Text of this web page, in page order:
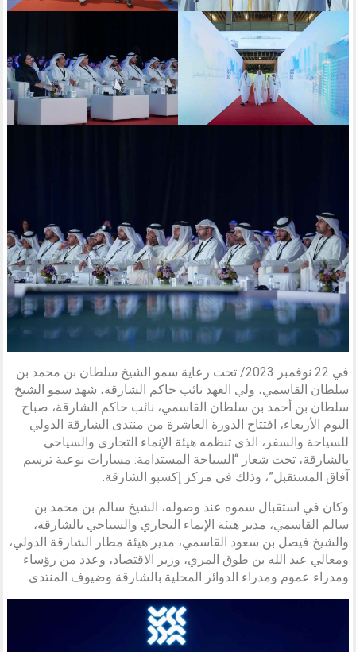
في 22 نوفمبر 2023/ تحت رعاية سمو الشيخ سلطان بن محمد بن
سلطان القاسمي، ولي العهد نائب حاكم الشارقة، شهد سمو الشيخ
سلطان بن أحمد بن سلطان القاسمي، نائب حاكم الشارقة، صباح
اليوم الأربعاء، افتتاح الدورة العاشرة من منتدى الشارقة الدولي
للسياحة والسفر، الذي تنظمه هيئة الإنماء التجاري والسياحي
بالشارقة، تحت شعار “السياحة المستدامة: مسارات نوعية ترسم
آفاق المستقبل”، وذلك في مركز إكسبو الشارقة.
وكان في استقبال سموه عند وصوله، الشيخ سالم بن محمد بن
سالم القاسمي، مدير هيئة الإنماء التجاري والسياحي بالشارقة،
والشيخ فيصل بن سعود القاسمي، مدير هيئة مطار الشارقة الدولي،
ومعالي عبد الله بن طوق المري، وزير الاقتصاد، وعدد من رؤساء
ومدراء عموم ومدراء الدوائر المحلية بالشارقة وضيوف المنتدى.